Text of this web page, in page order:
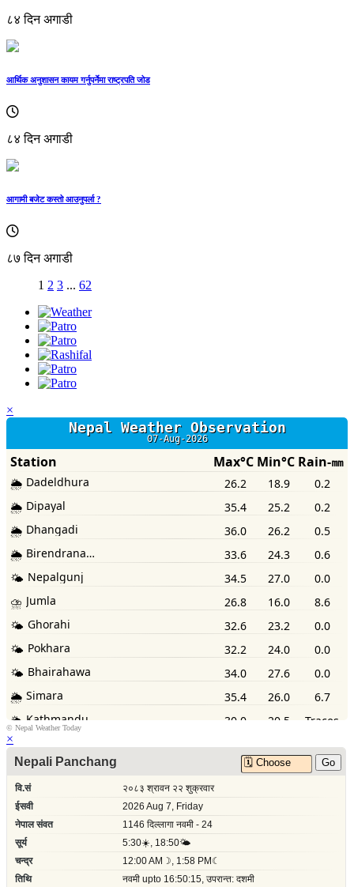
८४ दिन अगाडी
आर्थिक अनुशासन कायम गर्नुपर्नेमा राष्ट्रपति जोड
८४ दिन अगाडी
आगामी बजेट कस्तो आउनुपर्ला ?
८७ दिन अगाडी
1 2 3 ... 62
×
© Nepal Weather Today
×